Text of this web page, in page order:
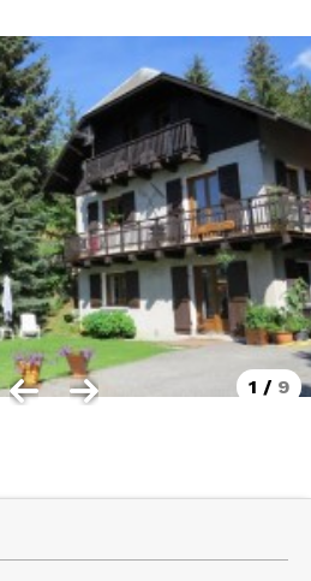
1650 centre station
1800 Bois Méan
et ses hameaux
LE PLAN DES ORRES
ACTIVITÉS
Multi activités
mécaniques VTT
/ DEVIS
1 / 9